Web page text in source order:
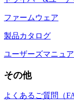
ファームウェア
製品カタログ
ユーザーズマニュ
その他
よくあるご質問（